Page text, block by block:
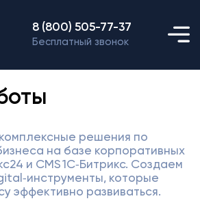
8 (800) 505-77-37
Бесплатный звонок
решения по
на базе корпоративных
и CMS 1С‑Битрикс. Создаем
которые
эффективно развиваться.